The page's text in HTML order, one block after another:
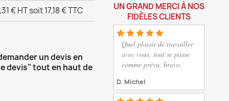
€ HT soit 17,18 € TTC
un devis en
devis" tout en haut de
UN GRAND MERCI À NOS
FIDÈLES CLIENTS
Quel plaisir de travailler
avec vous, tout se passe
comme prévu, bravo.
D. Michel